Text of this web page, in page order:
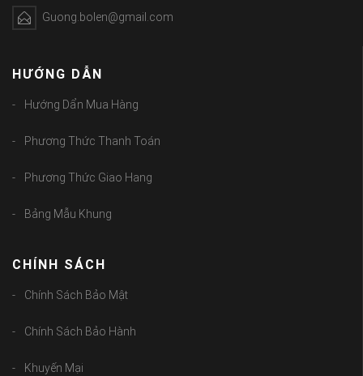
Guong.bolen@gmail.com
HƯỚNG DẪN
Hướng Dẩn Mua Hàng
Phương Thức Thanh Toán
Phương Thức Giao Hang
Bảng Mẫu Khung
CHÍNH SÁCH
Chính Sách Bảo Mật
Chính Sách Bảo Hành
Khuyến Mại